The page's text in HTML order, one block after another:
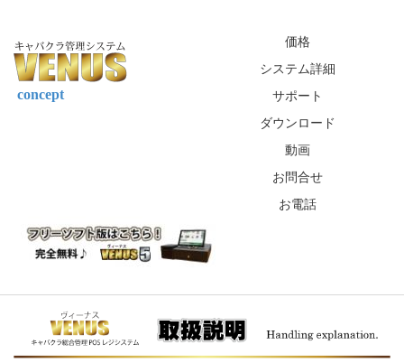
concept
価格
システム詳細
サポート
ダウンロード
動画
お問合せ
お電話